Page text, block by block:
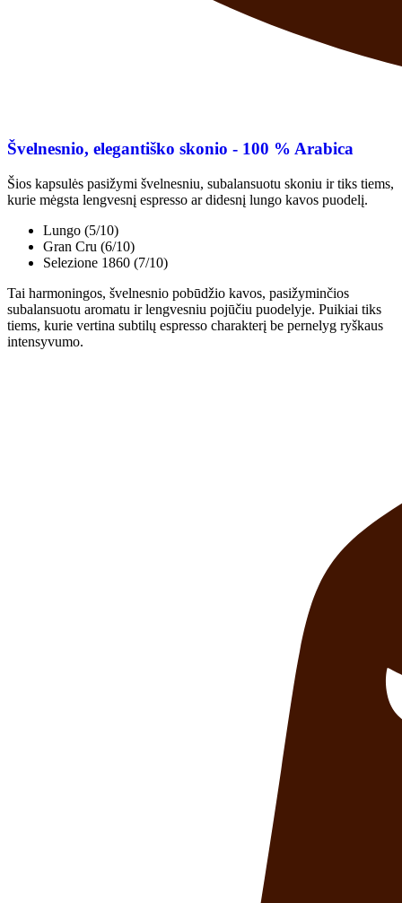
Švelnesnio, elegantiško skonio - 100 % Arabica
Šios kapsulės pasižymi švelnesniu, subalansuotu skoniu ir tiks tiems,
kurie mėgsta lengvesnį espresso ar didesnį lungo kavos puodelį.
Lungo (5/10)
Gran Cru (6/10)
Selezione 1860 (7/10)
Tai harmoningos, švelnesnio pobūdžio kavos, pasižyminčios
subalansuotu aromatu ir lengvesniu pojūčiu puodelyje. Puikiai tiks
tiems, kurie vertina subtilų espresso charakterį be pernelyg ryškaus
intensyvumo.